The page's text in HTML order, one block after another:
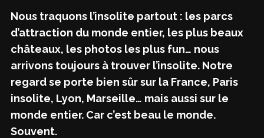
Nous traquons l’insolite partout : les parcs
d’attraction du monde entier, les plus beaux
châteaux, les photos les plus fun… nous
arrivons toujours à trouver l’insolite. Notre
regard se porte bien sûr sur la France, Paris
insolite, Lyon, Marseille… mais aussi sur le
monde entier. Car c’est beau le monde.
Souvent.